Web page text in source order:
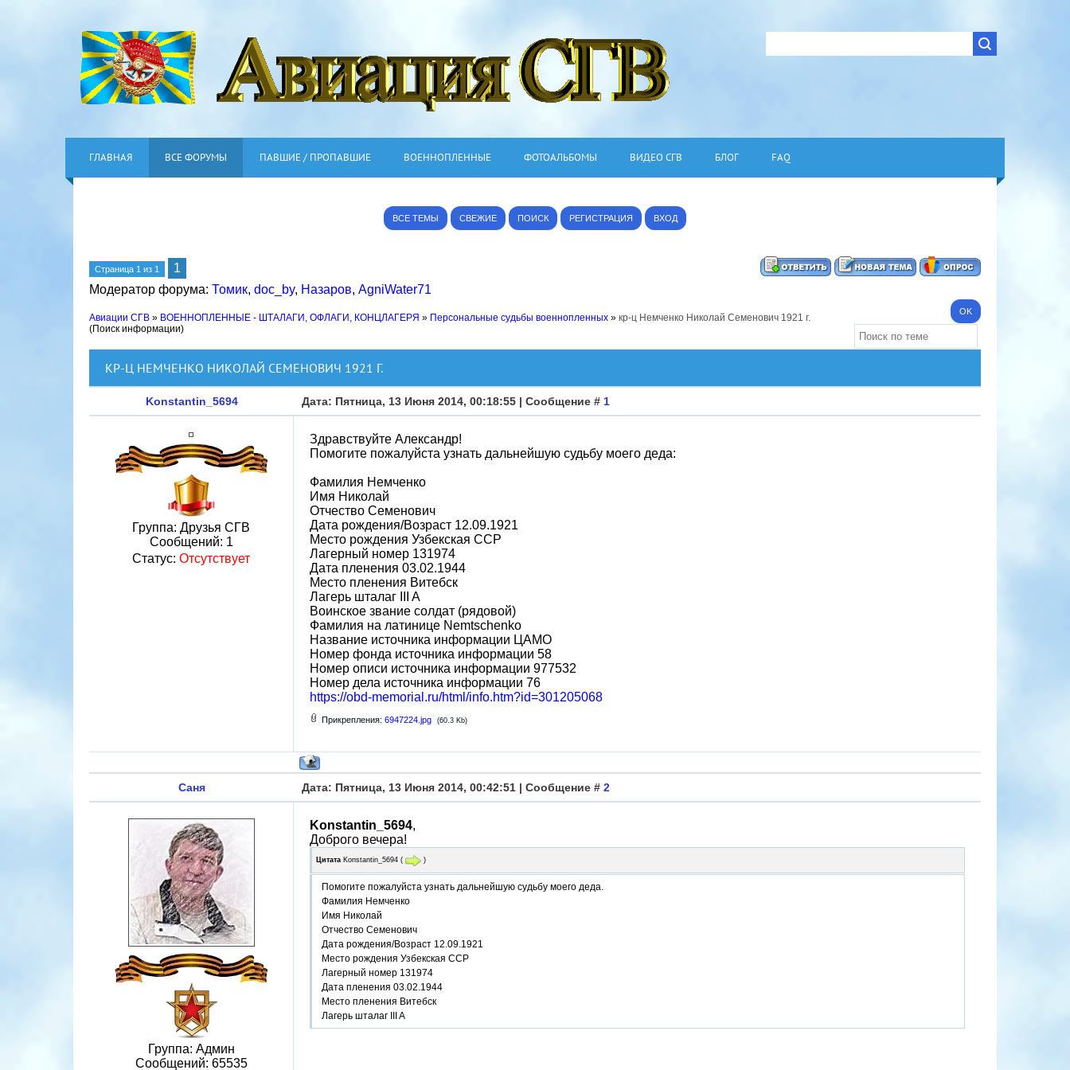
ГЛАВНАЯ ВСЕ ФОРУМЫ ПАВШИЕ / ПРОПАВШИЕ ВОЕННОПЛЕННЫЕ ФОТОАЛЬБОМЫ ВИДЕО СГВ БЛОГ FAQ
ВСЕ ТЕМЫ СВЕЖИЕ ПОИСК РЕГИСТРАЦИЯ ВХОД
Страница 1 из 1
1
Модератор форума: Томик, doc_by, Назаров, AgniWater71
Авиации СГВ » ВОЕННОПЛЕННЫЕ - ШТАЛАГИ, ОФЛАГИ, КОНЦЛАГЕРЯ » Персональные судьбы военнопленных » кр-ц Немченко Николай Семенович 1921 г.
(Поиск информации)
КР-Ц НЕМЧЕНКО НИКОЛАЙ СЕМЕНОВИЧ 1921 Г.
Konstantin_5694 Дата: Пятница, 13 Июня 2014, 00:18:55 | Сообщение # 1
Группа: Друзья СГВ
Сообщений: 1
Статус: Отсутствует
Здравствуйте Александр!
Помогите пожалуйста узнать дальнейшую судьбу моего деда:
Фамилия Немченко
Имя Николай
Отчество Семенович
Дата рождения/Возраст 12.09.1921
Место рождения Узбекская ССР
Лагерный номер 131974
Дата пленения 03.02.1944
Место пленения Витебск
Лагерь шталаг III A
Воинское звание солдат (рядовой)
Фамилия на латинице Nemtschenko
Название источника информации ЦАМО
Номер фонда источника информации 58
Номер описи источника информации 977532
Номер дела источника информации 76
https://obd-memorial.ru/html/info.htm?id=301205068
Прикрепления: 6947224.jpg (60.3 Kb)
Саня Дата: Пятница, 13 Июня 2014, 00:42:51 | Сообщение # 2
Группа: Админ
Сообщений: 65535
Konstantin_5694,
Доброго вечера!
Цитата Konstantin_5694 ( )
Помогите пожалуйста узнать дальнейшую судьбу моего деда.
Фамилия Немченко
Имя Николай
Отчество Семенович
Дата рождения/Возраст 12.09.1921
Место рождения Узбекская ССР
Лагерный номер 131974
Дата пленения 03.02.1944
Место пленения Витебск
Лагерь шталаг III A